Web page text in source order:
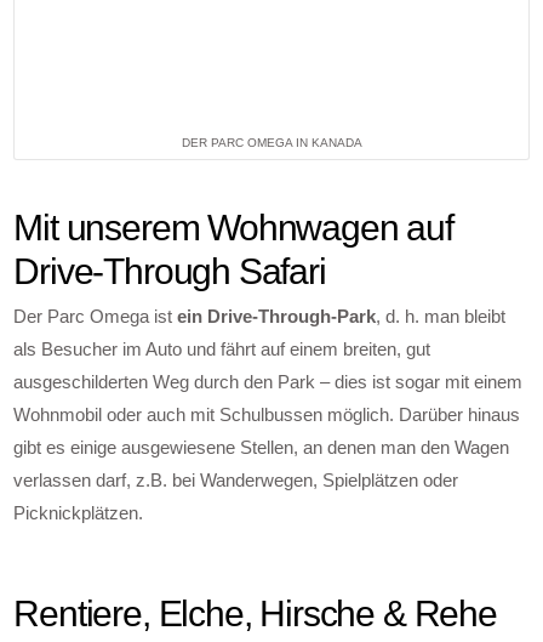
DER PARC OMEGA IN KANADA
Mit unserem Wohnwagen auf
Drive-Through Safari
Der Parc Omega istein Drive-Through-Park, d. h. man bleibt
als Besucher im Auto und fährt auf einem breiten, gut
ausgeschilderten Weg durch den Park – dies ist sogar mit einem
Wohnmobil oder auch mit Schulbussen möglich. Darüber hinaus
gibt es einige ausgewiesene Stellen, an denen man den Wagen
verlassen darf, z.B. bei Wanderwegen, Spielplätzen oder
Picknickplätzen.
Rentiere, Elche, Hirsche & Rehe